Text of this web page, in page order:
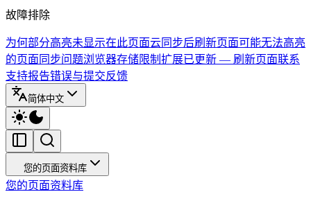
故障排除
为何部分高亮未显示在此页面云同步后刷新页面可能无法高亮
的页面 同步问题浏览器存储限制 扩展已更新 — 刷新页面联系
支持报告错误与提交反馈
简体中文
您的页面资料库
您的页面资料库